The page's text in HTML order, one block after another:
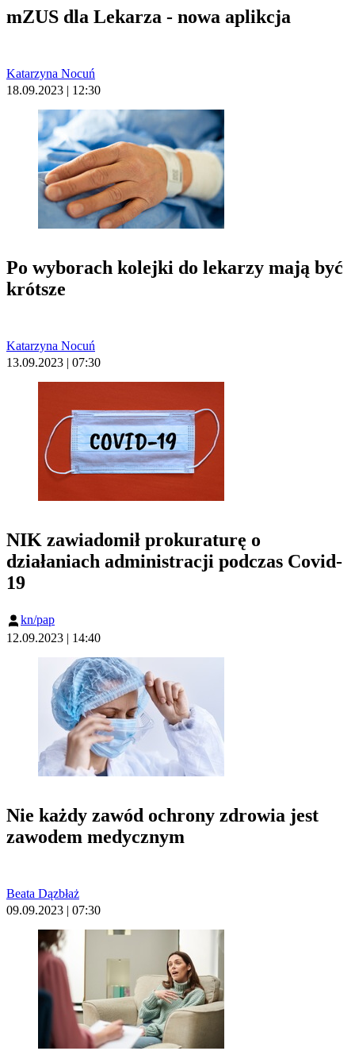
mZUS dla Lekarza - nowa aplikcja
Katarzyna Nocuń
18.09.2023 | 12:30
Po wyborach kolejki do lekarzy mają być
krótsze
Katarzyna Nocuń
13.09.2023 | 07:30
NIK zawiadomił prokuraturę o
działaniach administracji podczas Covid-
19
kn/pap
12.09.2023 | 14:40
Nie każdy zawód ochrony zdrowia jest
zawodem medycznym
Beata Dązbłaż
09.09.2023 | 07:30